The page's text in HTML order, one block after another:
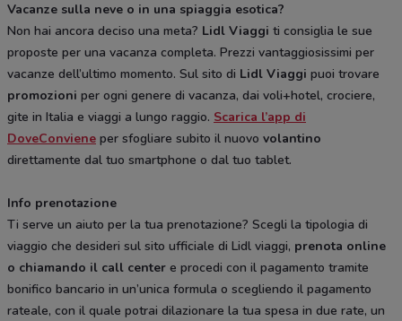
Vacanze sulla neve o in una spiaggia esotica?
Non hai ancora deciso una meta? Lidl Viaggi ti consiglia le sue
proposte per una vacanza completa. Prezzi vantaggiosissimi per
vacanze dell’ultimo momento. Sul sito di Lidl Viaggi puoi trovare
promozioni per ogni genere di vacanza, dai voli+hotel, crociere,
gite in Italia e viaggi a lungo raggio. Scarica l’app di
DoveConviene per sfogliare subito il nuovo volantino
direttamente dal tuo smartphone o dal tuo tablet.
Info prenotazione
Ti serve un aiuto per la tua prenotazione? Scegli la tipologia di
viaggio che desideri sul sito ufficiale di Lidl viaggi, prenota online
o chiamando il call center e procedi con il pagamento tramite
bonifico bancario in un’unica formula o scegliendo il pagamento
rateale, con il quale potrai dilazionare la tua spesa in due rate, un